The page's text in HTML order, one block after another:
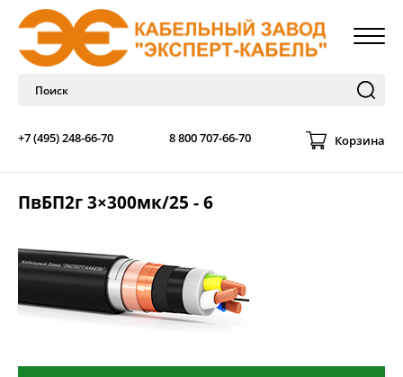
+7 (495) 248-66-70 8 800 707-66-70 Корзина
ПвБП2г 3×300мк/25 - 6